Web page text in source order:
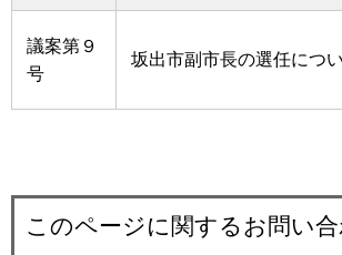
議案第９
号
坂出市副市長の選任につ
このページに関するお問い